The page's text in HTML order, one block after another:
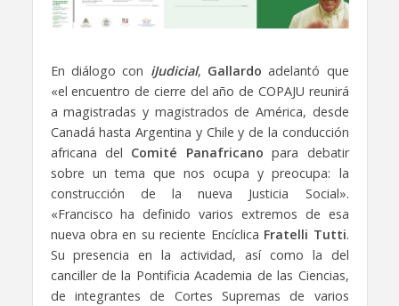
En diálogo con iJudicial, Gallardo adelantó que
«el encuentro de cierre del año de COPAJU reunirá
a magistradas y magistrados de América, desde
Canadá hasta Argentina y Chile y de la conducción
africana del Comité Panafricano para debatir
sobre un tema que nos ocupa y preocupa: la
construcción de la nueva Justicia Social».
«Francisco ha definido varios extremos de esa
nueva obra en su reciente Encíclica Fratelli Tutti.
Su presencia en la actividad, así como la del
canciller de la Pontificia Academia de las Ciencias,
de integrantes de Cortes Supremas de varios